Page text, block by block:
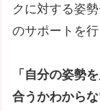
クに対する姿
のサポートを行
「自分の姿勢
合うかわからな